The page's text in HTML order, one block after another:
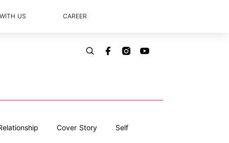
US CAREER
Cover Story Self